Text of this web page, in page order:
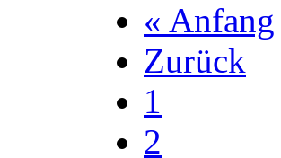
« Anfang
Zurück
1
2